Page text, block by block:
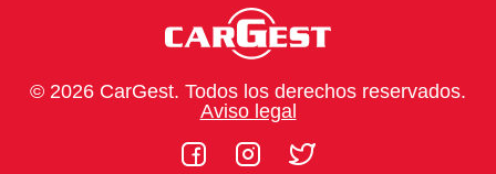
© 2026 CarGest. Todos los derechos reservados.
Aviso legal